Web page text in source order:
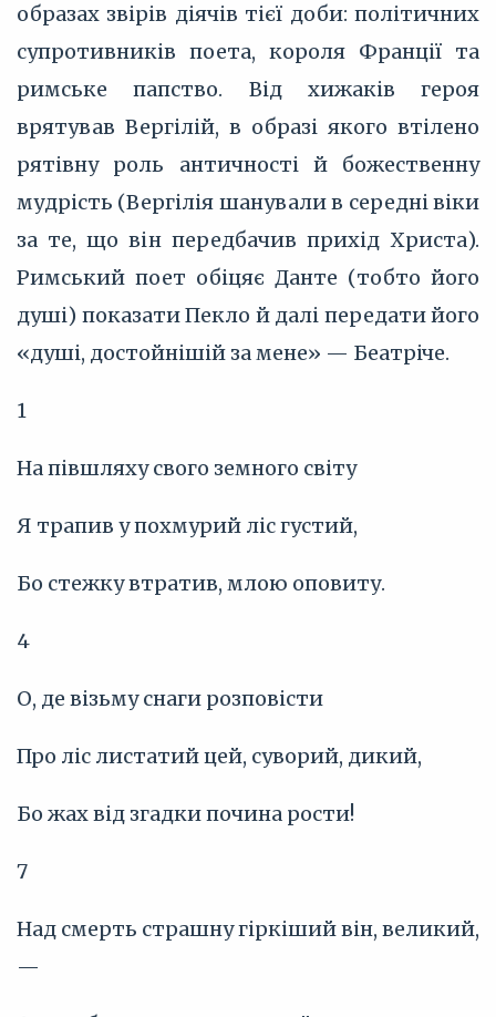
образах звірів діячів тієї доби: політичних
супротивників поета, короля Франції та
римське папство. Від хижаків героя
врятував Вергілій, в образі якого втілено
рятівну роль античності й божественну
мудрість (Вергілія шанували в середні віки
за те, що він передбачив прихід Христа).
Римський поет обіцяє Данте (тобто його
душі) показати Пекло й далі передати його
«душі, достойнішій за мене» — Беатріче.
1
На півшляху свого земного світу
Я трапив у похмурий ліс густий,
Бо стежку втратив, млою оповиту.
4
О, де візьму снаги розповісти
Про ліс листатий цей, суворий, дикий,
Бо жах від згадки почина рости!
7
Над смерть страшну гіркіший він, великий,
—